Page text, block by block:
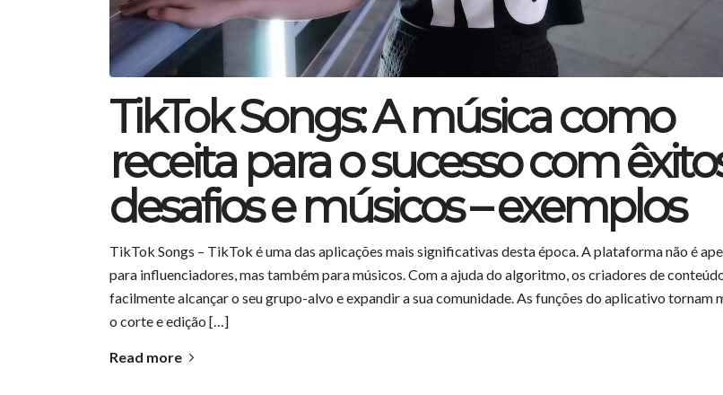
TikTok Songs: A música como
receita para o sucesso com
desafios e músicos – exemplos
TikTok Songs – TikTok é uma das aplicações mais significativas desta época. A plataforma não é
para influenciadores, mas também para músicos. Com a ajuda do algoritmo, os criadores de
facilmente alcançar o seu grupo-alvo e expandir a sua comunidade. As funções do aplicativo tornam
o corte e edição […]
Read more